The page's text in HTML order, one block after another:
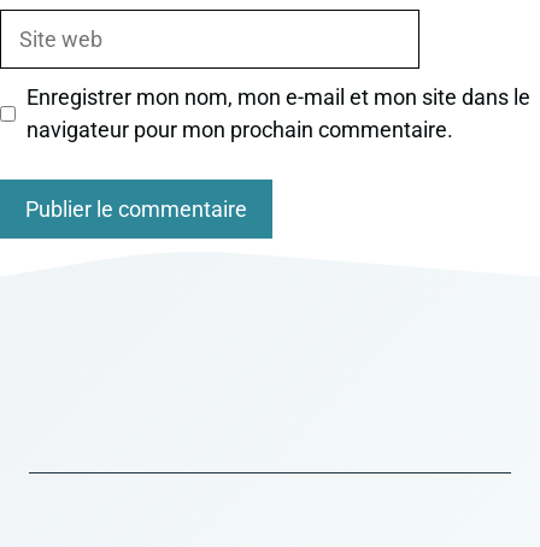
Site
Enregistrer mon nom, mon e-mail et mon site dans le
navigateur pour mon prochain commentaire.